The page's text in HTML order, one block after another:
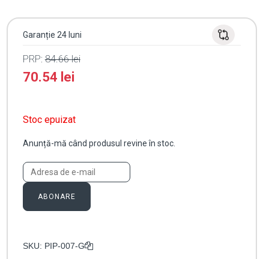
Garanție 24 luni
PRP:84.66lei
70.54 lei
Stoc epuizat
Anunță-mă când produsul revine în stoc.
ABONARE
SKU: PIP-007-G